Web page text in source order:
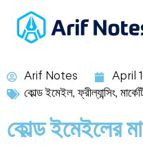
Arif Notes
April
কোল্ড ইমেইল,ফ্রীল্যান্সিং,
কোল্ড ইমেইলের